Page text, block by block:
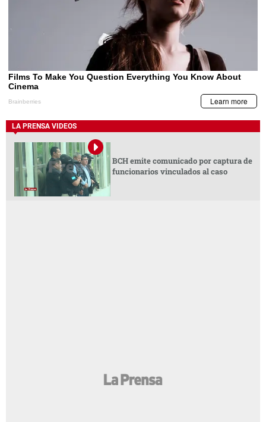
LA PRENSA VIDEOS
BCH emite comunicado por captura de
funcionarios vinculados al caso